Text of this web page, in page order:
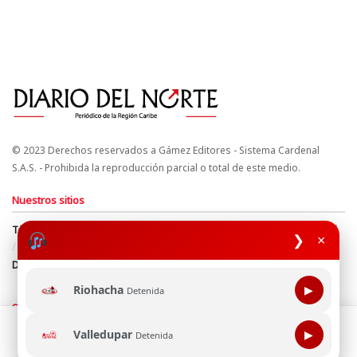
❯ ×
Riohacha Detenida ▶
Valledupar Detenida ▶
© 2023 Derechos reservados a Gámez Editores - Sistema Cardenal
S.A.S. - Prohibida la reproducción parcial o total de este medio.
Nuestros sitios
Términos y Condiciones
Derechos de Autor y Propiedad Intelectual
Política de uso de cookies
Política de Tratamiento de Datos
Directrices Editoriales
Síguenos
Esta página web usa cookie para mejorar tu experiencia de
navegación, al continuar aceptas nuestra política de uso de